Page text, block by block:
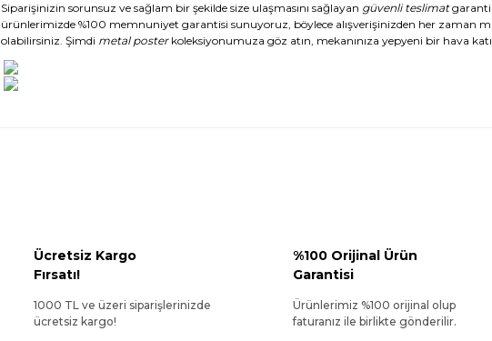
Siparişinizin sorunsuz ve sağlam bir şekilde size ulaşmasını sağlayan güvenli teslimat
ürünlerimizde %100 memnuniyet garantisi sunuyoruz, böylece alışverişinizden her zaman
olabilirsiniz. Şimdi metal posterkoleksiyonumuza göz atın, mekanınıza yepyeni bir hava
Ücretsiz Kargo
Fırsatı!
1000 TL ve üzeri siparişlerinizde
ücretsiz kargo!
%100 Orijinal Ürün
Garantisi
Ürünlerimiz %100 orijinal olup
faturanız ile birlikte gönderilir.